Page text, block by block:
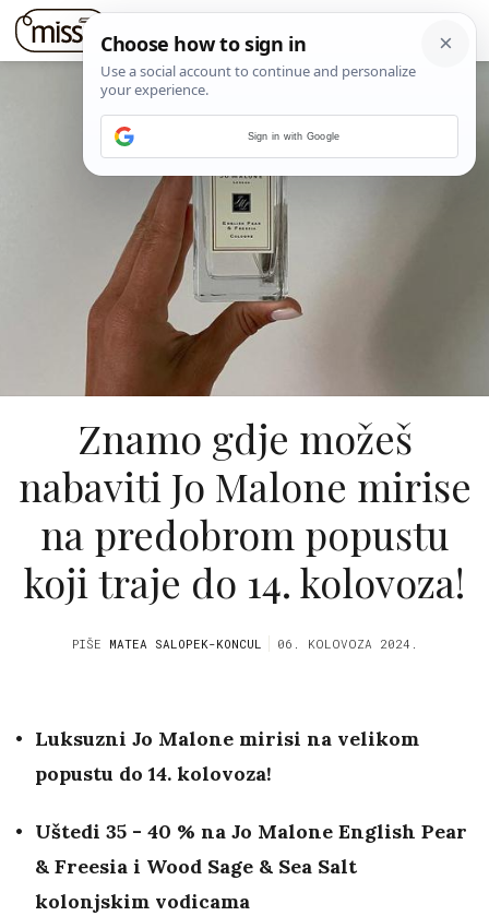
Znamo gdje možeš
nabaviti Jo Malone mirise
na predobrom popustu
koji traje do 14. kolovoza!
PIŠE MATEA SALOPEK-KONCUL 06. KOLOVOZA 2024.
Luksuzni Jo Malone mirisi na velikom
popustu do 14. kolovoza!
Uštedi 35 - 40 % na Jo Malone English Pear
& Freesia i Wood Sage & Sea Salt
kolonjskim vodicama
Sign in with Google